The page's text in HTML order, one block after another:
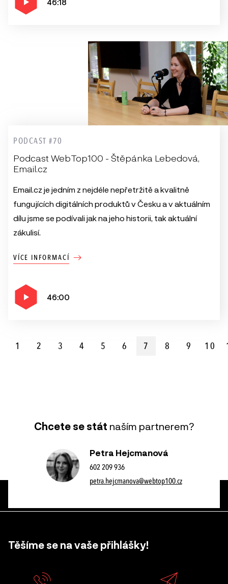
46:18
PODCAST #70
Podcast WebTop100 - Štěpánka Lebedová,
Email.cz
Email.cz je jedním z nejdéle nepřetržitě a kvalitně
fungujících digitálních produktů v Česku a v aktuálním
dílu jsme se podívali jak na jeho historii, tak aktuální
zákulisí.
VÍCE INFORMACÍ
46:00
1 2 3 4 5 6 7 8 9 10
Chcete se stát naším partnerem?
Petra Hejcmanová
602 209 936
petra.hejcmanova@webtop100.cz
Těšíme se na vaše přihlášky!